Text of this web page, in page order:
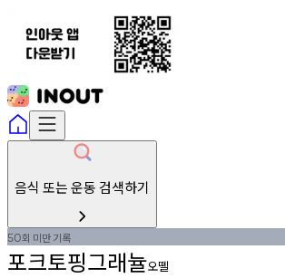
음식 또는 운동 검색하기
50회 미만기록
포크토핑그래뉼오뗄